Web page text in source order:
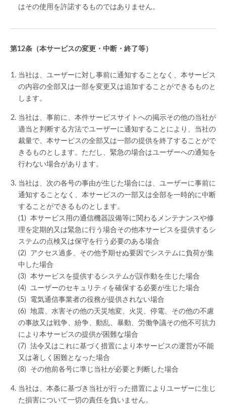
はその使用を許諾するものではありません。
（本サービスの変更・中断・終了等）
当社は、ユーザーに対し事前に通知することなく、本サービス
の内容の全部又は一部を変更又は追加することができるものと
します。
当社は、事前に、本件サービスサイトへの掲示その他の当社が
適当と判断する方法でユーザーに通知することにより、当社の
裁量で、本サービスの全部又は一部の提供を終了することがで
きるものとします。ただし、緊急の場合はユーザーへの通知を
行わない場合があります。
当社は、次の各号の事由が生じた場合には、ユーザーに事前に
通知することなく、本サービスの一部又は全部を一時的に中断
することができるものとします。
本サービス用の通信機器設備等に関わるメンテナンスや修
理を定期的又は緊急に行う場合その他本サービスを提供するシ
ステムの点検又は保守を行う必要のある場合
アクセス過多、その他予期せぬ要因でシステムに負荷が集
中した場合
本サービスを提供するシステムが誤作動を生じた場合
ユーザーのセキュリティを確保する必要が生じた場合
電気通信事業者の役務が提供されない場合
地震、水害その他の天災地変、火災、停電、その他の不慮
の事故又は戦争、紛争、動乱、暴動、労働争議その他不可抗力
により本サービスの提供が困難な場合
法令又はこれに基づく措置により本サービスの運営が不能
又は著しく困難となった場合
その他前各号に準じ当社が必要と判断した場合
当社は、本条に基づき当社が行った措置によりユーザーに生じ
た損害について一切の責任を負いません。